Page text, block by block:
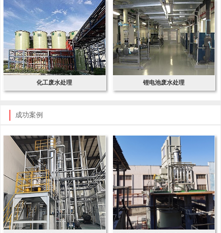
化工废水处理 锂电池废水处理
成功案例